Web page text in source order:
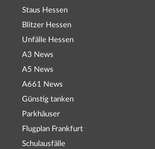
Staus Hessen
Blitzer Hessen
Unfälle Hessen
A3 News
A5 News
A661 News
Günstig tanken
Parkhäuser
Flugplan Frankfurt
Schulausfälle